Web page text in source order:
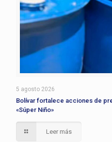
5 agosto 2026
Bolívar fortalece acciones de
«Súper Niño»
Leer más